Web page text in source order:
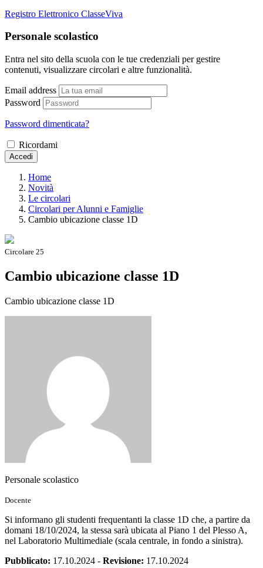
Registro Elettronico ClasseViva
Personale scolastico
Entra nel sito della scuola con le tue credenziali per gestire
contenuti, visualizzare circolari e altre funzionalità.
Email address
Password
Password dimenticata?
Ricordami
Accedi
Home
Novità
Le circolari
Circolari per Alunni e Famiglie
Cambio ubicazione classe 1D
Circolare 25
Cambio ubicazione classe 1D
Cambio ubicazione classe 1D
Personale scolastico
Docente
Si informano gli studenti frequentanti la classe 1D che, a partire da
domani 18/10/2024, la stessa sarà ubicata al Piano 1 del Plesso A,
nel Laboratorio Multimediale (scala centrale, in fondo a sinistra).
Pubblicato: 17.10.2024 - Revisione: 17.10.2024